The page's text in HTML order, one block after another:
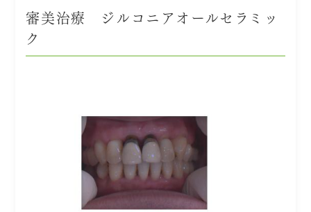
審美治療 ジルコニアオールセラミッ
ク